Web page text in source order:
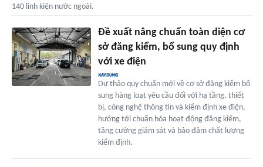
140 linh kiện nước ngoài.
Đề xuất nâng chuẩn toàn diện cơ
sở đăng kiểm, bổ sung quy định
với xe điện
Dự thảo quy chuẩn mới về cơ sở đăng kiểm bổ
sung hàng loạt yêu cầu đối với hạ tầng, thiết
bị, công nghệ thông tin và kiểm định xe điện,
hướng tới chuẩn hóa hoạt động đăng kiểm,
tăng cường giám sát và bảo đảm chất lượng
kiểm định.